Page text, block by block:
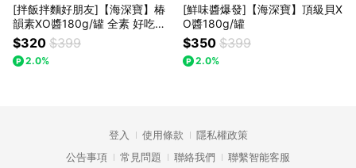
[拌飯拌麵好朋友]【海深寶】椿
韻素XO醬180g/罐 全素 好吃優
等生
$320 $399
2.0%
[鮮味醬爆發]【海深寶】頂級貝X
O醬180g/罐
$350 $399
2.0%
登入 使用條款
隱私權政策
公告事項
常見問題 聯絡我們 聯繫智能客服